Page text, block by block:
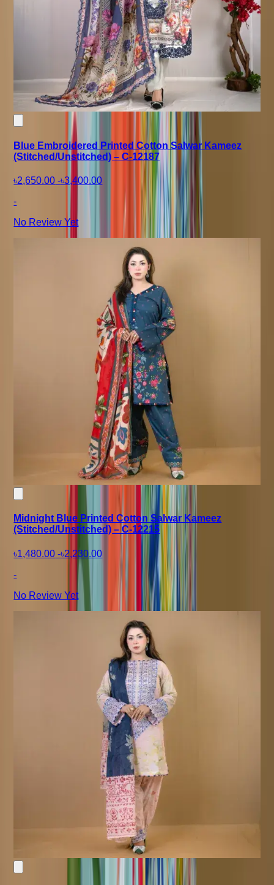
Blue Embroidered Printed Cotton Salwar Kameez
(Stitched/Unstitched) – C-12187
৳2,650.00 -৳3,400.00
-
No Review Yet
Midnight Blue Printed Cotton Salwar Kameez
(Stitched/Unstitched) – C-12215
৳1,480.00 -৳2,230.00
-
No Review Yet